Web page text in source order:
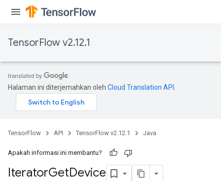
TensorFlow v2.12.1
Halaman ini diterjemahkan oleh Cloud Translation API
TensorFlow API TensorFlow v2.12.1 Java
Apakah informasi ini membantu?
IteratorGetDevice